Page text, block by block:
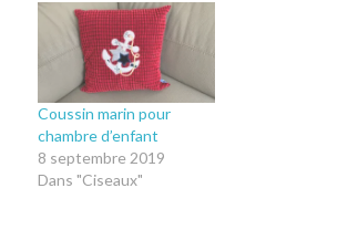
Coussin marin pour
chambre d’enfant
8 septembre 2019
Dans "Ciseaux"